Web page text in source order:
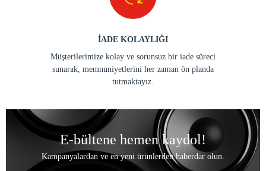
İADE KOLAYLIĞI
Müşterilerimize kolay ve sorunsuz bir iade süreci
sunarak, memnuniyetlerini her zaman ön planda
tutmaktayız.
E-bültene hemen kaydol!
Kampanyalardan ve en yeni ürünlerden haberdar olun.